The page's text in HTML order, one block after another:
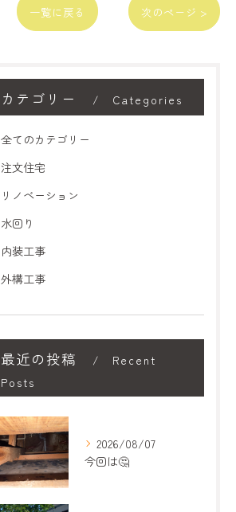
一覧に戻る 次のページ >
カテゴリー Categories
全てのカテゴリー
注文住宅
リノベーション
水回り
内装工事
外構工事
最近の投稿
Recent
Posts
2026/08/07
今回は🤔